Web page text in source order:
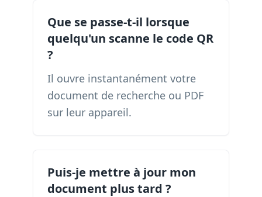
Que se passe-t-il lorsque
quelqu'un scanne le code QR
?
Il ouvre instantanément votre
document de recherche ou PDF
sur leur appareil.
Puis-je mettre à jour mon
document plus tard ?